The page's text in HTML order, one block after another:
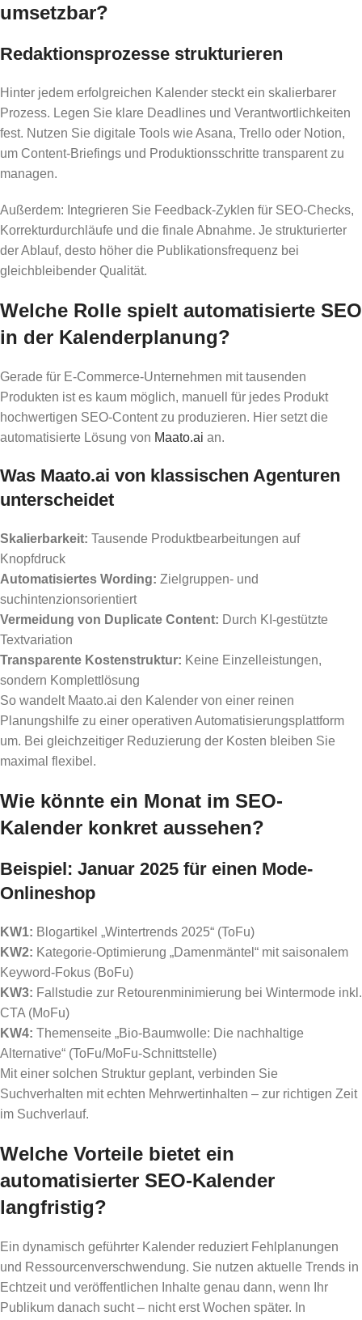
umsetzbar?
Redaktionsprozesse strukturieren
Hinter jedem erfolgreichen Kalender steckt ein skalierbarer
Prozess. Legen Sie klare Deadlines und Verantwortlichkeiten
fest. Nutzen Sie digitale Tools wie Asana, Trello oder Notion,
um Content-Briefings und Produktionsschritte transparent zu
managen.
Außerdem: Integrieren Sie Feedback-Zyklen für SEO-Checks,
Korrekturdurchläufe und die finale Abnahme. Je strukturierter
der Ablauf, desto höher die Publikationsfrequenz bei
gleichbleibender Qualität.
Welche Rolle spielt automatisierte SEO
in der Kalenderplanung?
Gerade für E-Commerce-Unternehmen mit tausenden
Produkten ist es kaum möglich, manuell für jedes Produkt
hochwertigen SEO-Content zu produzieren. Hier setzt die
automatisierte Lösung von Maato.ai an.
Was Maato.ai von klassischen Agenturen
unterscheidet
Skalierbarkeit: Tausende Produktbearbeitungen auf
Knopfdruck
Automatisiertes Wording: Zielgruppen- und
suchintenzionsorientiert
Vermeidung von Duplicate Content: Durch KI-gestützte
Textvariation
Transparente Kostenstruktur: Keine Einzelleistungen,
sondern Komplettlösung
So wandelt Maato.ai den Kalender von einer reinen
Planungshilfe zu einer operativen Automatisierungsplattform
um. Bei gleichzeitiger Reduzierung der Kosten bleiben Sie
maximal flexibel.
Wie könnte ein Monat im SEO-
Kalender konkret aussehen?
Beispiel: Januar 2025 für einen Mode-
Onlineshop
KW1: Blogartikel „Wintertrends 2025“ (ToFu)
KW2: Kategorie-Optimierung „Damenmäntel“ mit saisonalem
Keyword-Fokus (BoFu)
KW3: Fallstudie zur Retourenminimierung bei Wintermode inkl.
CTA (MoFu)
KW4: Themenseite „Bio-Baumwolle: Die nachhaltige
Alternative“ (ToFu/MoFu-Schnittstelle)
Mit einer solchen Struktur geplant, verbinden Sie
Suchverhalten mit echten Mehrwertinhalten – zur richtigen Zeit
im Suchverlauf.
Welche Vorteile bietet ein
automatisierter SEO-Kalender
langfristig?
Ein dynamisch geführter Kalender reduziert Fehlplanungen
und Ressourcenverschwendung. Sie nutzen aktuelle Trends in
Echtzeit und veröffentlichen Inhalte genau dann, wenn Ihr
Publikum danach sucht – nicht erst Wochen später. In